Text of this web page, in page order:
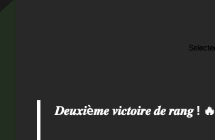
𝑫𝒆𝒖𝒙𝒊è𝒎𝒆 𝒗𝒊𝒄𝒕𝒐𝒊𝒓𝒆 𝒅𝒆 𝒓𝒂𝒏𝒈 ! 🔥